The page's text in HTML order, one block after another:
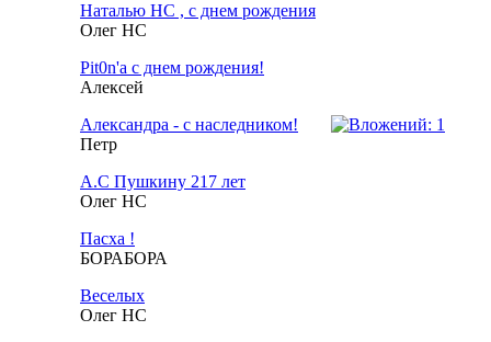
Наталью НС , с днем рождения
Олег НС
Pit0n'a с днем рождения!
Алексей
Александра - с наследником!
Петр
А.С Пушкину 217 лет
Олег НС
Пасха !
БОРАБОРА
Веселых
Олег НС